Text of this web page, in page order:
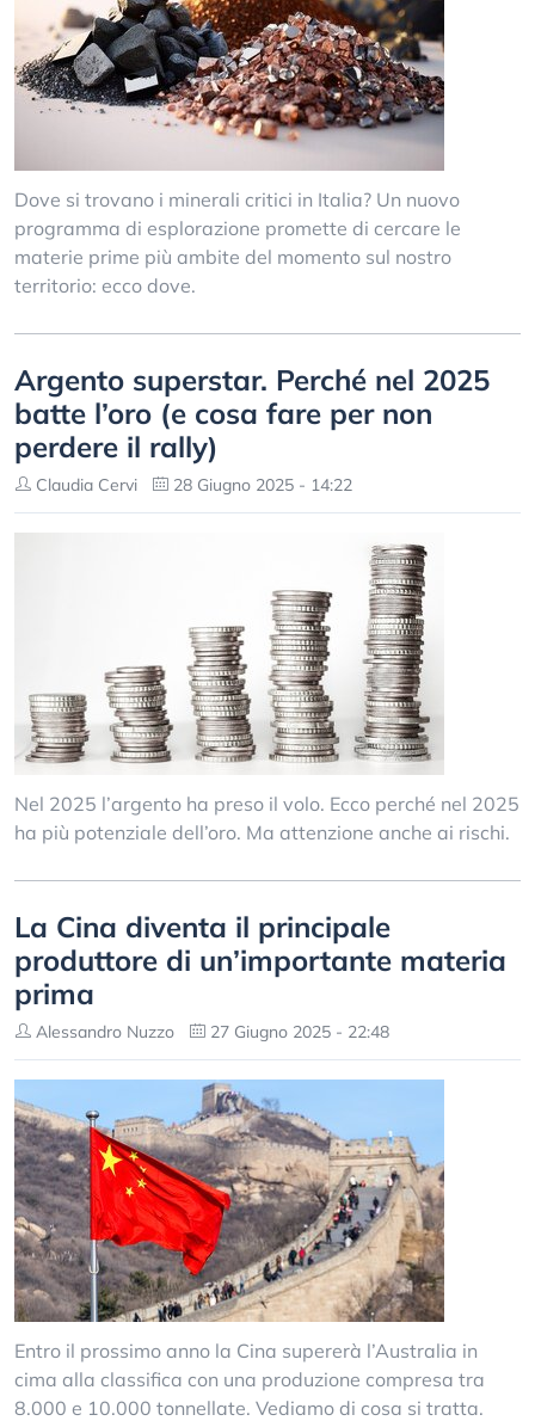
Dove si trovano i minerali critici in Italia? Un nuovo
programma di esplorazione promette di cercare le
materie prime più ambite del momento sul nostro
territorio: ecco dove.
Argento superstar. Perché nel 2025
batte l’oro (e cosa fare per non
perdere il rally)
Claudia Cervi 28 Giugno 2025 - 14:22
Nel 2025 l’argento ha preso il volo. Ecco perché nel 2025
ha più potenziale dell’oro. Ma attenzione anche ai rischi.
La Cina diventa il principale
produttore di un’importante materia
prima
Alessandro Nuzzo 27 Giugno 2025 - 22:48
Entro il prossimo anno la Cina supererà l’Australia in
cima alla classifica con una produzione compresa tra
8.000 e 10.000 tonnellate. Vediamo di cosa si tratta.